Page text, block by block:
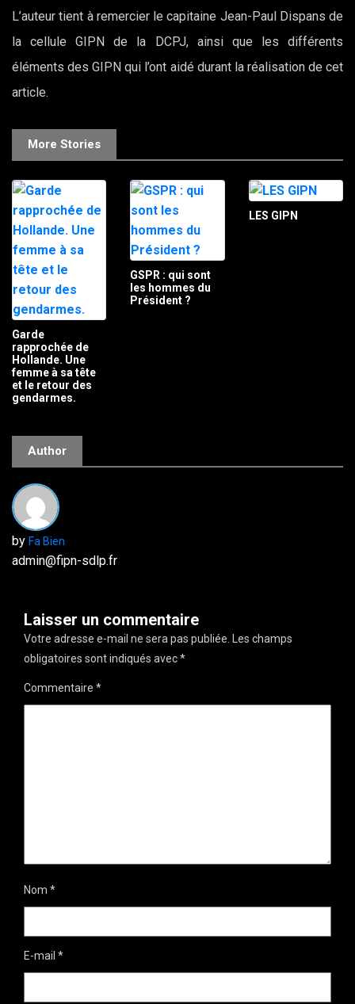
L’auteur tient à remercier le capitaine Jean-Paul Dispans de
la cellule GIPN de la DCPJ, ainsi que les différents
éléments des GIPN qui l’ont aidé durant la réalisation de cet
article.
More Stories
Garde
rapprochée de
Hollande. Une
femme à sa tête
et le retour des
gendarmes.
GSPR : qui sont
les hommes du
Président ?
LES GIPN
Author
by Fa Bien
admin@fipn-sdlp.fr
Laisser un commentaire
Votre adresse e-mail ne sera pas publiée. Les champs
obligatoires sont indiqués avec*
Commentaire *
Nom *
E-mail *